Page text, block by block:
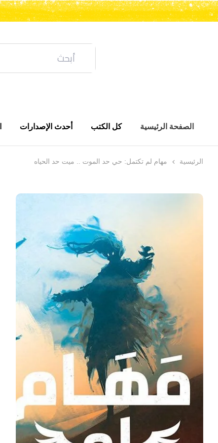
الصفحة الرئيسية كل الكتب أحدث الإصدارات
الرئيسية مهام لم تكتمل: حي حد الموت .. ميت حد الحياه